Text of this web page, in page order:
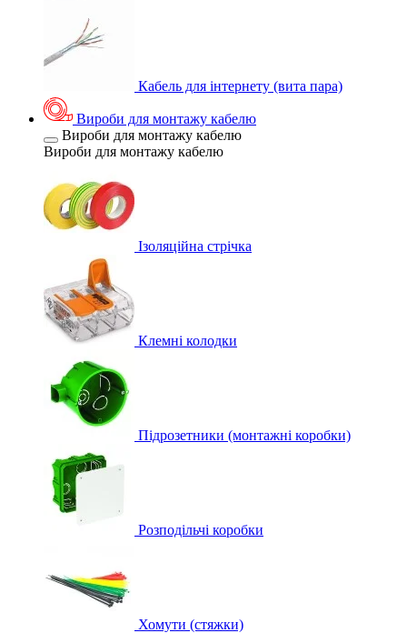
Кабель для інтернету (вита пара)
Вироби для монтажу кабелю
Вироби для монтажу кабелю
Вироби для монтажу кабелю
Ізоляційна стрічка
Клемні колодки
Підрозетники (монтажні коробки)
Розподільчі коробки
Хомути (стяжки)